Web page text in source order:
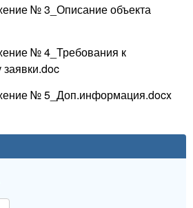
№ 3_Описание объекта
№ 4_Требования к
№ 5_Доп.информация.docx